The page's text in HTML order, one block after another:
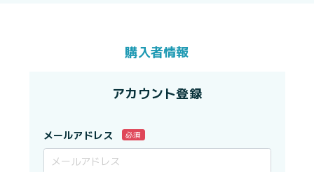
購入者情報
アカウント登録
メールアドレス 必須